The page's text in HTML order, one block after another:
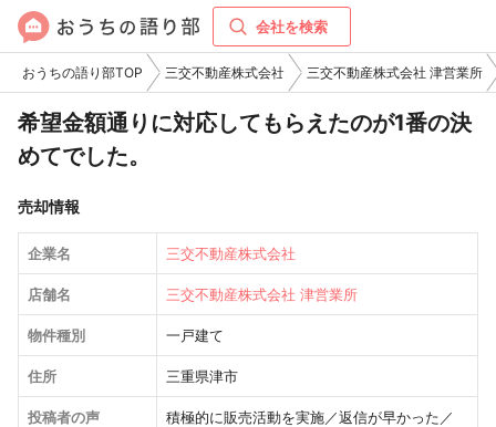
会社を検索
おうちの語り部TOP 三交不動産株式会社 三交不動産株式会社 津営業所
希望金額通りに対応してもらえたのが1番の決
めてでした。
売却情報
企業名 三交不動産株式会社
店舗名 三交不動産株式会社 津営業所
物件種別 一戸建て
住所 三重県津市
投稿者の声
積極的に販売活動を実施／返信が早かった／